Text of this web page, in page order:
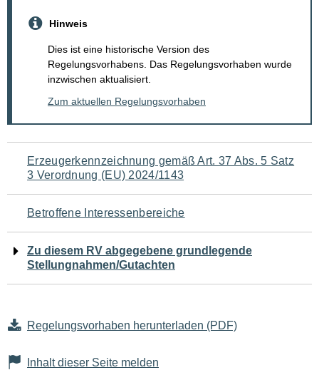
Hinweis
Dies ist eine historische Version des
Regelungsvorhabens. Das Regelungsvorhaben wurde
inzwischen aktualisiert.
Zum aktuellen Regelungsvorhaben
Navigation
für
den
Seiteninhalt
Erzeugerkennzeichnung gemäß Art. 37 Abs. 5 Satz
3 Verordnung (EU) 2024/1143
Betroffene Interessenbereiche
Zu diesem RV abgegebene grundlegende
Stellungnahmen/Gutachten
Regelungsvorhaben herunterladen (PDF)
Inhalt dieser Seite melden